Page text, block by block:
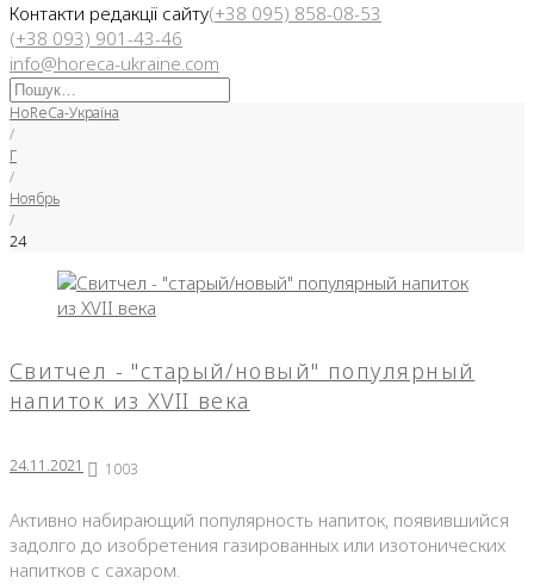
Контакти редакції сайту(+38 095) 858-08-53
(+38 093) 901-43-46
info@horeca-ukraine.com
Искать:
HoReCa-Україна
/
Г
/
Ноябрь
/
24
День:
24.11.2021
Свитчел - "старый/новый" популярный
напиток из XVII века
24.11.2021 1003
Активно набирающий популярность напиток, появившийся
задолго до изобретения газированных или изотонических
напитков с сахаром.